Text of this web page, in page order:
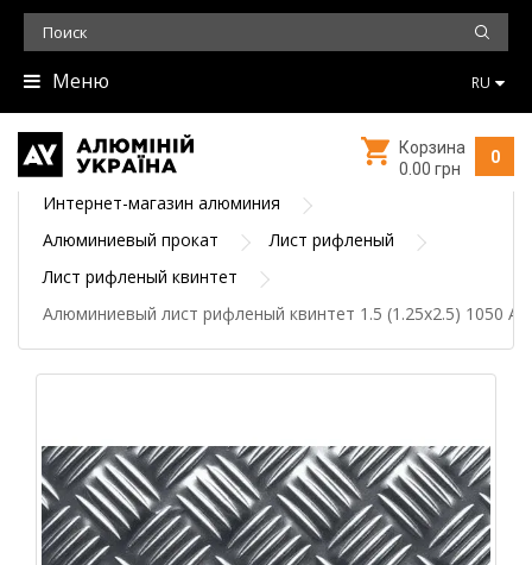
Меню RU
0
Корзина
0.00 грн
Интернет-магазин алюминия
Алюминиевый прокат
Лист рифленый
Лист рифленый квинтет
Алюминиевый лист рифленый квинтет 1.5 (1.25х2.5) 1050 А